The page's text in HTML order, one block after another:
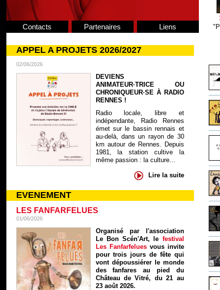
Contacts Partenaires Liens
APPEL A PROJETS 2026/2027
02/06/2026
DEVIENS
ANIMATEUR·TRICE OU
CHRONIQUEUR·SE À RADIO
RENNES !
Radio locale, libre et
indépendante, Radio Rennes
émet sur le bassin rennais et
au-delà, dans un rayon de 30
km autour de Rennes. Depuis
1981, la station cultive la
même passion : la culture...
Lire la suite
EVENEMENT
LES FANFARFELUES
01/06/2026
Organisé par l'association
Le Bon Scén'Art, le festival
Les Fanfarfelues vous invite
pour trois jours de fête qui
vont dépoussiérer le monde
des fanfares au pied du
Château de Vitré, du 21 au
23 août 2026.